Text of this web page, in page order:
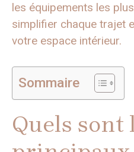
les équipements les
simplifier chaque trajet
votre espace intérieur.
Sommaire
Quels sont